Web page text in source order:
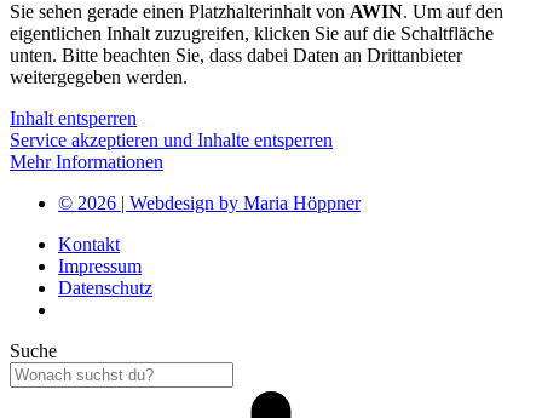
Sie sehen gerade einen Platzhalterinhalt von AWIN. Um auf den
eigentlichen Inhalt zuzugreifen, klicken Sie auf die Schaltfläche
unten. Bitte beachten Sie, dass dabei Daten an Drittanbieter
weitergegeben werden.
Inhalt entsperren
Service akzeptieren und Inhalte entsperren
Mehr Informationen
© 2026 | Webdesign by Maria Höppner
Kontakt
Impressum
Datenschutz
Suche